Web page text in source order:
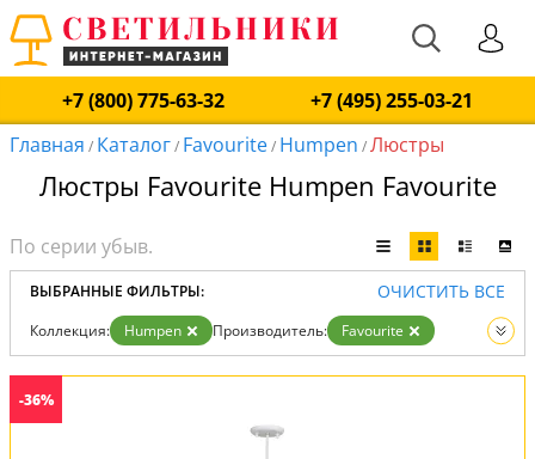
+7 (800) 775-63-32
+7 (495) 255-03-21
Главная / Каталог/ Favourite/ Humpen /Люстры
Люстры Favourite Humpen Favourite
ВЫБРАННЫЕ ФИЛЬТРЫ: ОЧИСТИТЬ ВСЕ
Коллекция: Humpen Производитель:
Favourite
Вид:
Люстры
-36%